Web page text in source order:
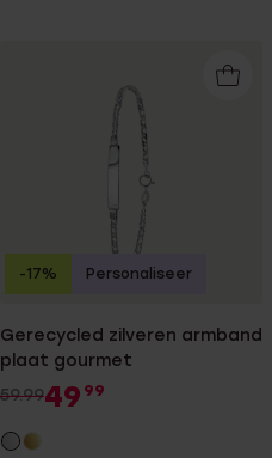
Gerecycled zilveren armband
plaat gourmet
59.9949 99
-17% Personaliseer